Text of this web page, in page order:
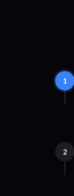
1
2